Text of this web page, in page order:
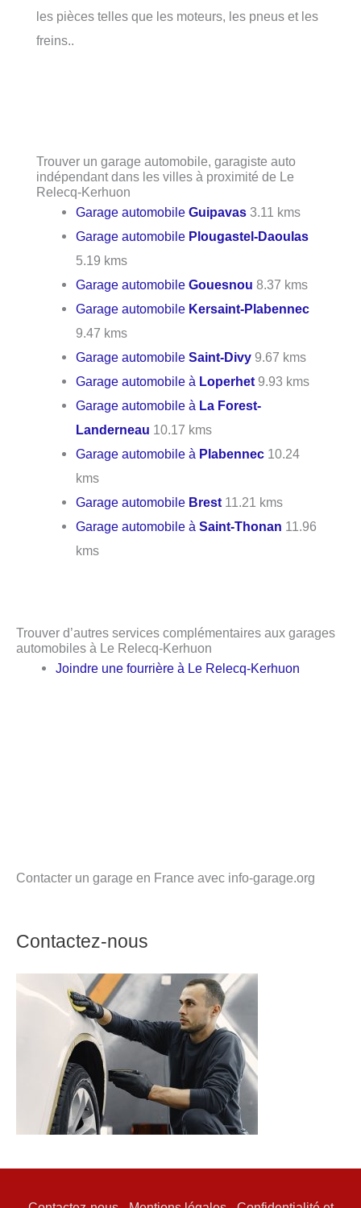
les pièces telles que les moteurs, les pneus et les
freins..
Trouver un garage automobile, garagiste auto
indépendant dans les villes à proximité de Le
Relecq-Kerhuon
Garage automobileGuipavas 3.11 kms
Garage automobile Plougastel-Daoulas
5.19 kms
Garage automobileGouesnou 8.37 kms
Garage automobile Kersaint-Plabennec
9.47 kms
Garage automobileSaint-Divy 9.67 kms
Garage automobile à Loperhet 9.93 kms
Garage automobile à La Forest-
Landerneau 10.17 kms
Garage automobile à Plabennec 10.24
kms
Garage automobile Brest 11.21 kms
Garage automobile àSaint-Thonan 11.96
kms
Trouver d’autres services complémentaires aux garages
automobiles à Le Relecq-Kerhuon
Joindre une fourrière à Le Relecq-Kerhuon
Contacter un garage en France avec info-garage.org
Contactez-nous